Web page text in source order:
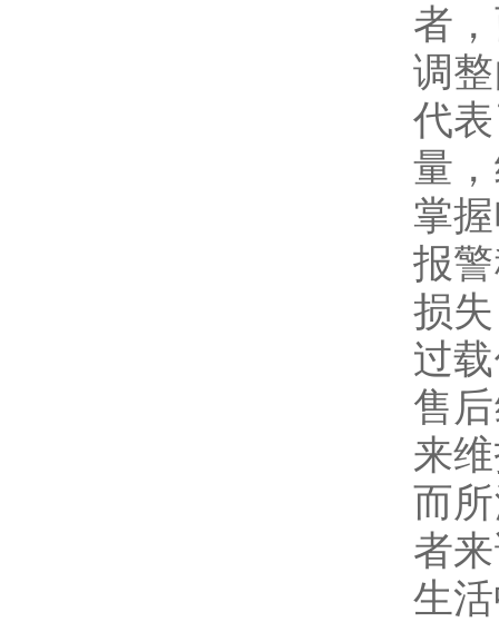
者
调
代
量
掌
报
损
过
售
来
而
者
生